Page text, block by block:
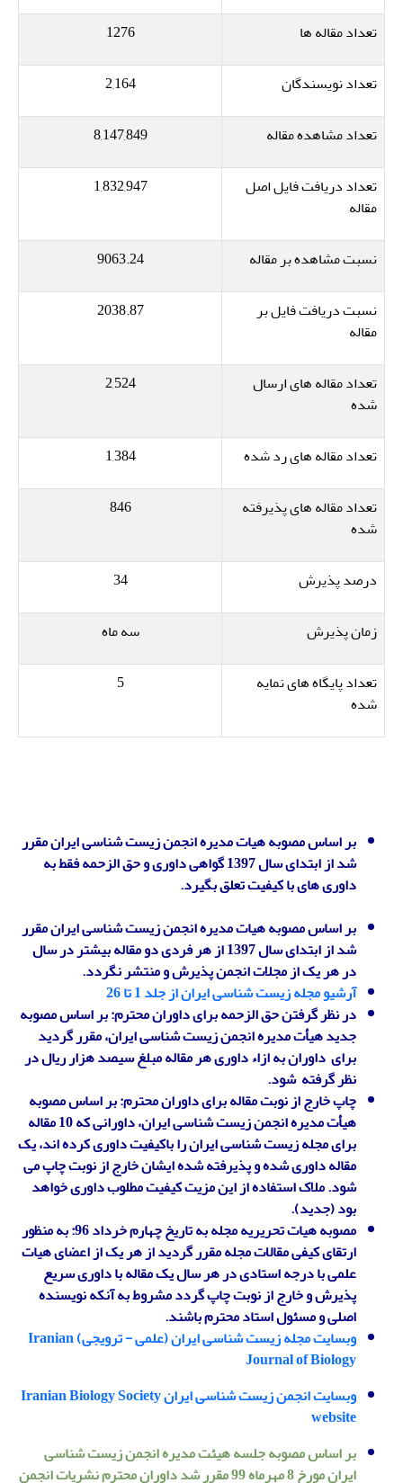
تعداد مقاله ها
1276
تعداد نویسندگان
2,164
تعداد مشاهده مقاله
8,147,849
تعداد دریافت فایل اصل
مقاله
1,832,947
نسبت مشاهده بر مقاله
9063.24
نسبت دریافت فایل بر
مقاله
2038.87
تعداد مقاله های ارسال
شده
2,524
تعداد مقاله های رد شده
1,384
تعداد مقاله های پذیرفته
شده
846
درصد پذیرش
34
زمان پذیرش
سه ماه
تعداد پایگاه های نمایه
شده
5
بر اساس مصوبه هیات مدیره انجمن زیست شناسی ایرانمقرر
شد از ابتدای سال 1397 گواهی داوری و حق الزحمه فقط به
داوری های با کیفیت تعلق بگیرد.
بر اساس مصوبه هیات مدیره انجمن زیست شناسی ایرانمقرر
شد از ابتدای سال 1397 از هر فردی دو مقاله بیشتر در سال
در هر یک از مجلات انجمن پذیرش و منتشر نگردد.
آرشیو مجله زیست شناسی ایران از جلد 1 تا 26
در نظر گرفتن حق الزحمه برای داوران محترم: بر اساس مصوبه
جدید هیأت مدیره انجمن زیست شناسی ایران، مقرر گردید
برای داوران به ازاء داوری هر مقاله مبلغ سیصد هزار ریال در
نظر گرفته شود.
چاپ خارج از نوبت مقاله برای داوران محترم: بر اساس مصوبه
هیأت مدیره انجمن زیست شناسی ایران، داورانی که 10 مقاله
برای مجله زیست شناسی ایران را باکیفیت داوری کرده اند، یک
مقاله داوری شده و پذیرفته شده ایشان خارج از نوبت چاپ می
شود. ملاک استفاده از این مزیت کیفیت مطلوب داوری خواهد
بود (جدید).
مصوبه هیات تحریریه مجله به تاریخ چهارم خرداد 96: به منظور
ارتقای کیفی مقالات مجله مقرر گردید از هر یک از اعضای هیات
علمی با درجه استادی در هر سال یک مقاله با داوری سریع
پذیرش و خارج از نوبت چاپ گردد مشروط به آنکه نویسنده
اصلی و مسئول استاد محترم باشند.
وبسایت مجله زیست شناسی ایران (علمی - ترویجی) Iranian
Journal of Biology
وبسایت انجمن زیست شناسی ایران Iranian Biology Society
website
بر اساس مصوبه جلسه هیئت مدیره انجمن زیست شناسی
ایران مورخ 8 مهرماه 99 مقرر شد داوران محترم نشریات انجمن